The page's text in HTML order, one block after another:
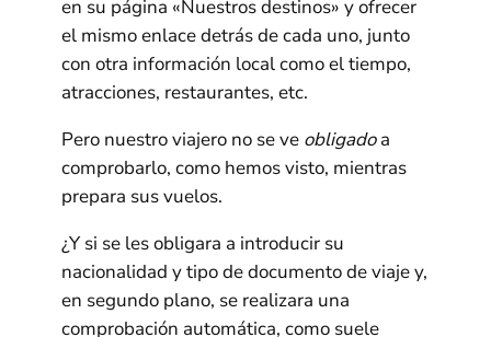
en su página «Nuestros destinos» y ofrecer
el mismo enlace detrás de cada uno, junto
con otra información local como el tiempo,
atracciones, restaurantes, etc.
Pero nuestro viajero no se ve obligadoa
comprobarlo, como hemos visto, mientras
prepara sus vuelos.
¿Y si se les obligara a introducir su
nacionalidad y tipo de documento de viaje y,
en segundo plano, se realizara una
comprobación automática, como suele